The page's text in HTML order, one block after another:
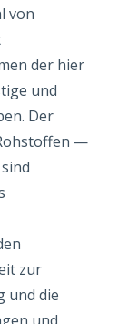
von
der hier
und
Der
—
zur
und die